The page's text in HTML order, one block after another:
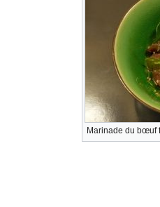
Marinade du bœuf